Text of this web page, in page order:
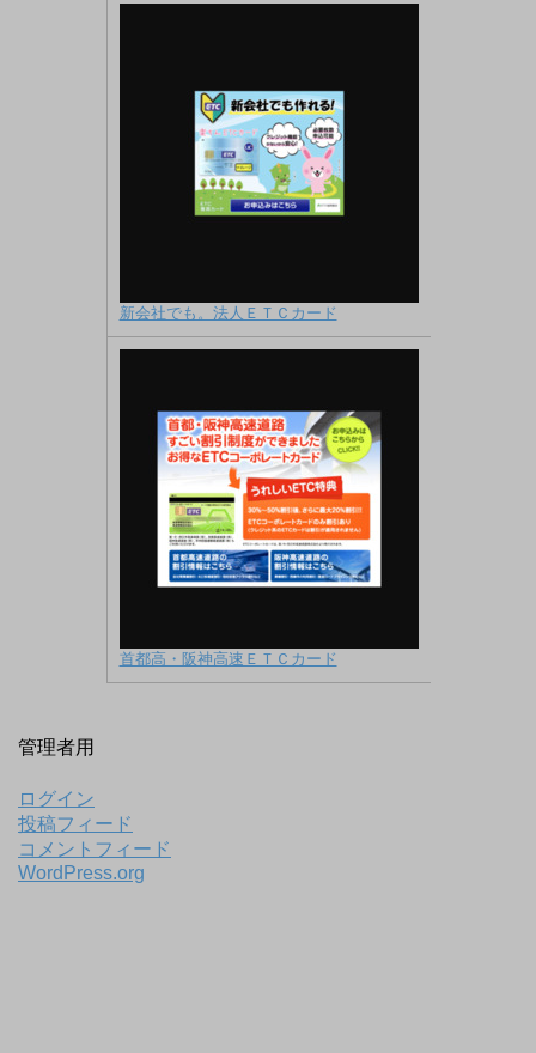
新会社でも。法人ＥＴＣカード
首都高・阪神高速ＥＴＣカード
管理者用
ログイン
投稿フィード
コメントフィード
WordPress.org